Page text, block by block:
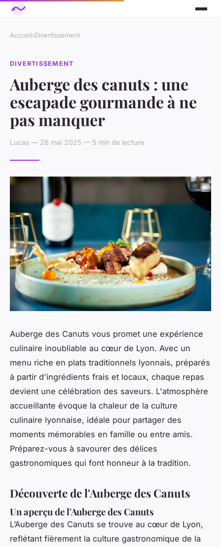
Accueil›Divertissement
DIVERTISSEMENT
Auberge des canuts : une
escapade gourmande à ne
pas manquer
Lucas — 26 mai 2025 — 5 min de lecture
Auberge des Canuts vous promet une expérience
culinaire inoubliable au cœur de Lyon. Avec un
menu riche en plats traditionnels lyonnais, préparés
à partir d'ingrédients frais et locaux, chaque repas
devient une célébration des saveurs. L'atmosphère
accueillante évoque la chaleur de la culture
culinaire lyonnaise, idéale pour partager des
moments mémorables en famille ou entre amis.
Préparez-vous à savourer des délices
gastronomiques qui font honneur à la tradition.
Découverte de l'Auberge des Canuts
Un aperçu de l'Auberge des Canuts
L’Auberge des Canuts se trouve au cœur de Lyon,
reflétant fièrement la culture gastronomique de la